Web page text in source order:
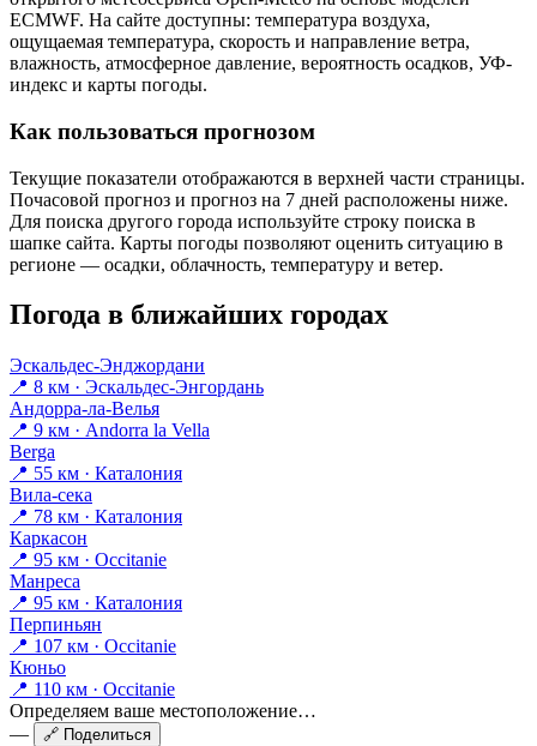
ECMWF. На сайте доступны: температура воздуха,
ощущаемая температура, скорость и направление ветра,
влажность, атмосферное давление, вероятность осадков, УФ-
индекс и карты погоды.
Как пользоваться прогнозом
Текущие показатели отображаются в верхней части страницы.
Почасовой прогноз и прогноз на 7 дней расположены ниже.
Для поиска другого города используйте строку поиска в
шапке сайта. Карты погоды позволяют оценить ситуацию в
регионе — осадки, облачность, температуру и ветер.
Погода в ближайших городах
Эскальдес-Энджордани
📍 8 км · Эскальдес-Энгордань
Андорра-ла-Велья
📍 9 км · Andorra la Vella
Berga
📍 55 км · Каталония
Вила-сека
📍 78 км · Каталония
Каркасон
📍 95 км · Occitanie
Манреса
📍 95 км · Каталония
Перпиньян
📍 107 км · Occitanie
Кюньо
📍 110 км · Occitanie
Определяем ваше местоположение…
—
🔗 Поделиться